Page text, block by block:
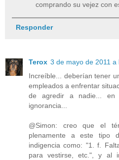
comprando su vejez con
Responder
Terox 3 de mayo de 2011 a
Increíble... deberían tener
empleados a enfrentar
de agredir a nadie...
ignorancia...
@Simon: creo que el
plenamente a este tipo
indigencia como: "1. f.
para vestirse, etc.", y al